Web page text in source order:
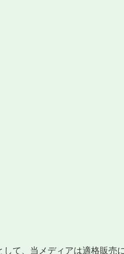
て、当メディアは適格販売